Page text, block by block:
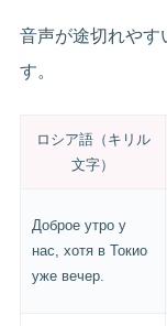
音声が途切れやす
す。
ロシア語（キリル
文字）
Доброе утро у
нас, хотя в Токио
уже вечер.